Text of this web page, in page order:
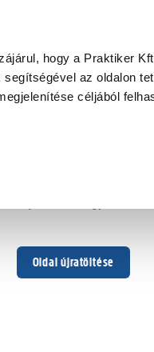
hogy a Praktiker
az oldalon
céljából
Oldal újratöltése